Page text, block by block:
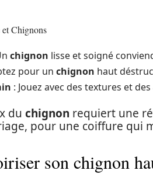
Chignons
chignon lisse et soigné
pour un chignon haut
: Jouez avec des textures et des
du chignon requiert une
pour une coiffure qui
son chignon